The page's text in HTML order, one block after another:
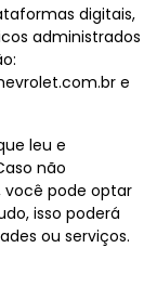
digitais,
administrados
e
leu e
não
pode optar
isso poderá
ou serviços.